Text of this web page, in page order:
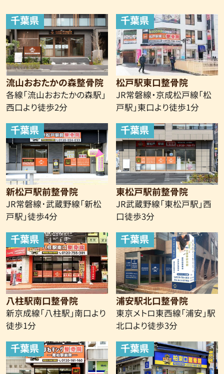
千葉県
流山おおたかの森整骨院
各線「流山おおたかの森駅」
西口より徒歩2分
千葉県
松戸駅東口整骨院
JR常磐線・京成松戸線「松
戸駅」東口より徒歩1分
千葉県
新松戸駅前整骨院
JR常磐線･武蔵野線「新松
戸駅」徒歩4分
千葉県
東松戸駅前整骨院
JR武蔵野線「東松戸駅」西
口徒歩3分
千葉県
八柱駅南口整骨院
新京成線「八柱駅」南口より
徒歩1分
千葉県
浦安駅北口整骨院
東京メトロ東西線「浦安」駅
北口より徒歩3分
千葉県 千葉県